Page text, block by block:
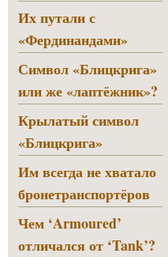
Их путали с
«Фердинандами»
Символ «Блицкрига»
или же «лаптёжник»?
Крылатый символ
«Блицкрига»
Им всегда не хватало
бронетранспортёров
Чем ‘Armoured’
отличался от ‘Tank’?